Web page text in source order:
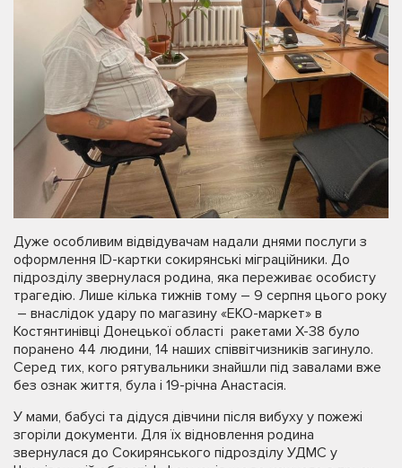
Дуже особливим відвідувачам надали днями послуги з
оформлення ID-картки сокирянські міграційники. До
підрозділу звернулася родина, яка переживає особисту
трагедію. Лише кілька тижнів тому – 9 серпня цього року
– внаслідок удару по магазину «ЕКО-маркет» в
Костянтинівці Донецької області ракетами Х-38 було
поранено 44 людини, 14 наших співвітчизників загинуло.
Серед тих, кого рятувальники знайшли під завалами вже
без ознак життя, була і 19-річна Анастасія.
У мами, бабусі та дідуся дівчини після вибуху у пожежі
згоріли документи. Для їх відновлення родина
звернулася до Сокирянського підрозділу УДМС у